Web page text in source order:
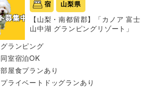
宿 山梨県
【山梨・南都留郡】「カノア 富士
山中湖 グランピングリゾート」
グランピング
同室宿泊OK
部屋食プランあり
プライベートドッグランあり